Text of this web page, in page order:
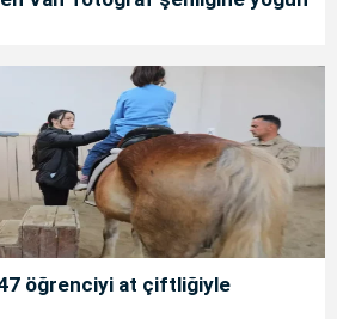
öğrenciyi at çiftliğiyle